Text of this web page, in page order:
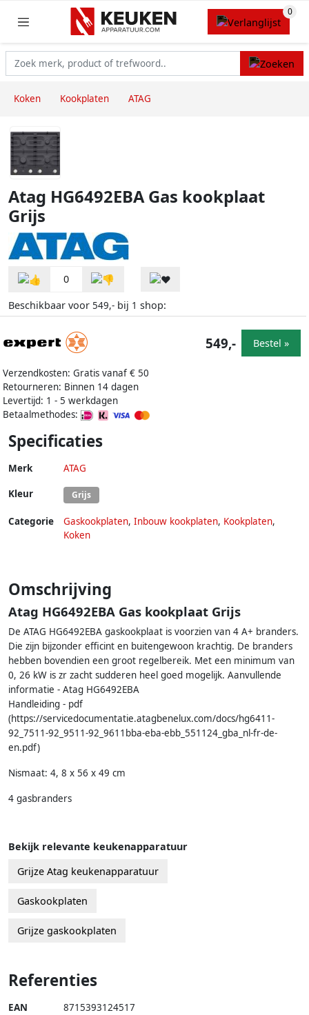
Koken Kookplaten ATAG
Atag HG6492EBA Gas kookplaat
Grijs
0
Beschikbaar voor 549,- bij 1 shop:
Verzendkosten: Gratis vanaf € 50
Retourneren: Binnen 14 dagen
Levertijd: 1 - 5 werkdagen
Betaalmethodes:
549,- Bestel »
Specificaties
Merk ATAG
Kleur Grijs
Categorie Gaskookplaten, Inbouw kookplaten, Kookplaten,
Koken
Omschrijving
Atag HG6492EBA Gas kookplaat Grijs
De ATAG HG6492EBA gaskookplaat is voorzien van 4 A+ branders.
Die zijn bijzonder efficint en buitengewoon krachtig. De branders
hebben bovendien een groot regelbereik. Met een minimum van
0, 26 kW is zr zacht sudderen heel goed mogelijk. Aanvullende
informatie - Atag HG6492EBA
Handleiding - pdf
(https://servicedocumentatie.atagbenelux.com/docs/hg6411-
92_7511-92_9511-92_9611bba-eba-ebb_551124_gba_nl-fr-de-
en.pdf)
Nismaat: 4, 8 x 56 x 49 cm
4 gasbranders
Bekijk relevante keukenapparatuur
Grijze Atag keukenapparatuur
Gaskookplaten
Grijze gaskookplaten
Referenties
EAN 8715393124517